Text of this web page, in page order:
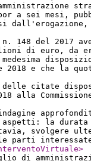
a sei mesi,
n. 148 del
di euro, da
e che la
citate
alla
aspetti: la
parti
>
di